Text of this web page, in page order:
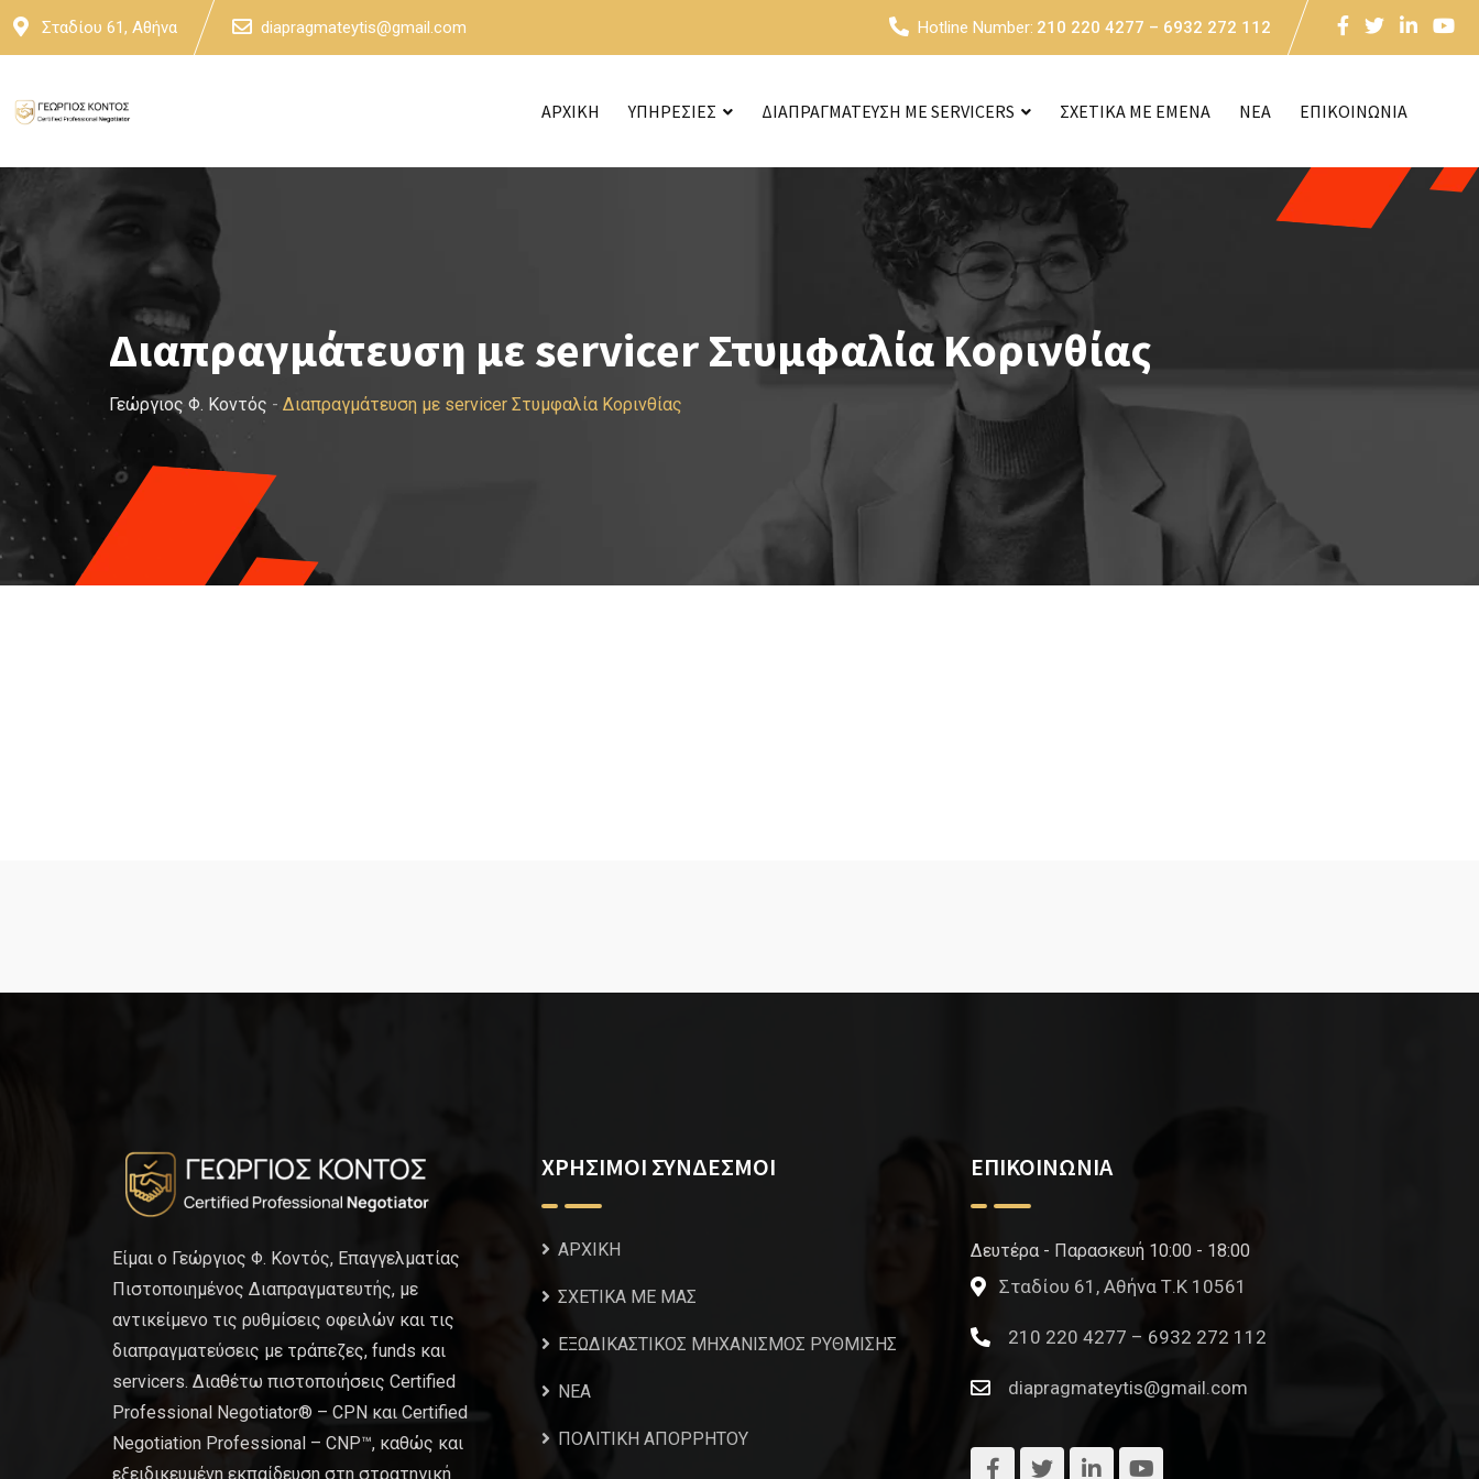
Skip
Σταδίου 61, Αθήνα diapragmateytis@gmail.com Hotline Number: 210 220 4277 – 6932 272 112
ΑΡΧΙΚΗ ΥΠΗΡΕΣΙΕΣ ΔΙΑΠΡΑΓΜΑΤΕΥΣΗ ΜΕ SERVICERS ΣΧΕΤΙΚΑ ΜΕ ΕΜΕΝΑ NEA ΕΠΙΚΟΙΝΩΝΙΑ
Διαπραγμάτευση με servicer Στυμφαλία Κορινθίας
Γεώργιος Φ. Κοντός - Διαπραγμάτευση με servicer Στυμφαλία Κορινθίας
Είμαι ο Γεώργιος Φ. Κοντός, Επαγγελματίας
Πιστοποιημένος Διαπραγματευτής, με
αντικείμενο τις ρυθμίσεις οφειλών και τις
διαπραγματεύσεις με τράπεζες, funds και
servicers. Διαθέτω πιστοποιήσεις Certified
Professional Negotiator® – CPN και Certified
Negotiation Professional – CNP™, καθώς και
εξειδικευμένη εκπαίδευση στη στρατηγική
ΧΡΗΣΙΜΟΙ ΣΥΝΔΕΣΜΟΙ
ΑΡΧΙΚΗ
ΣΧΕΤΙΚΑ ΜΕ ΜΑΣ
ΕΞΩΔΙΚΑΣΤΙΚΟΣ ΜΗΧΑΝΙΣΜΟΣ ΡΥΘΜΙΣΗΣ
NEA
ΠΟΛΙΤΙΚΗ ΑΠΟΡΡΗΤΟΥ
ΕΠΙΚΟΙΝΩΝΙΑ
Δευτέρα - Παρασκευή 10:00 - 18:00
Σταδίου 61, Αθήνα Τ.Κ 10561
210 220 4277 – 6932 272 112
diapragmateytis@gmail.com